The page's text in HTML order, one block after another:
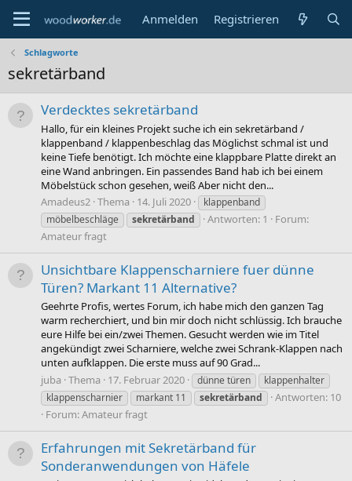
Anmelden Registrieren
Schlagworte
sekretärband
Verdecktes sekretärband
Hallo, für ein kleines Projekt suche ich ein sekretärband /
klappenband / klappenbeschlag das Möglichst schmal ist und
keine Tiefe benötigt. Ich möchte eine klappbare Platte direkt an
eine Wand anbringen. Ein passendes Band hab ich bei einem
Möbelstück schon gesehen, weiß Aber nicht den...
Amadeus2 Thema 14. Juli 2020
klappenband
möbelbeschläge
sekretärband Antworten: 1
Forum:
Amateur fragt
Unsichtbare Klappenscharniere fuer dünne
Türen? Markant 11 Alternative?
Geehrte Profis, wertes Forum, ich habe mich den ganzen Tag
warm recherchiert, und bin mir doch nicht schlüssig. Ich brauche
eure Hilfe bei ein/zwei Themen. Gesucht werden wie im Titel
angekündigt zwei Scharniere, welche zwei Schrank-Klappen nach
unten aufklappen. Die erste muss auf 90 Grad...
juba Thema 17. Februar 2020 dünne türen
klappenhalter
klappenscharnier
markant 11 sekretärband
Antworten: 10
Forum:Amateur fragt
Erfahrungen mit Sekretärband für
Sonderanwendungen von Häfele